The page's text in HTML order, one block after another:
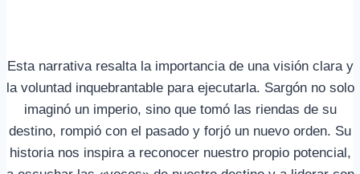
Esta narrativa resalta la importancia de una visión clara y
la voluntad inquebrantable para ejecutarla. Sargón no solo
imaginó un imperio, sino que tomó las riendas de su
destino, rompió con el pasado y forjó un nuevo orden. Su
historia nos inspira a reconocer nuestro propio potencial,